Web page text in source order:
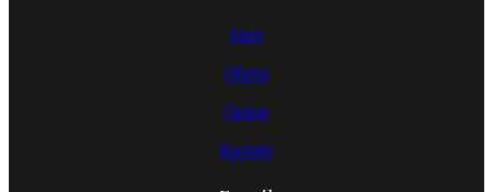
Start
Oferta
Opinie
Kontakt